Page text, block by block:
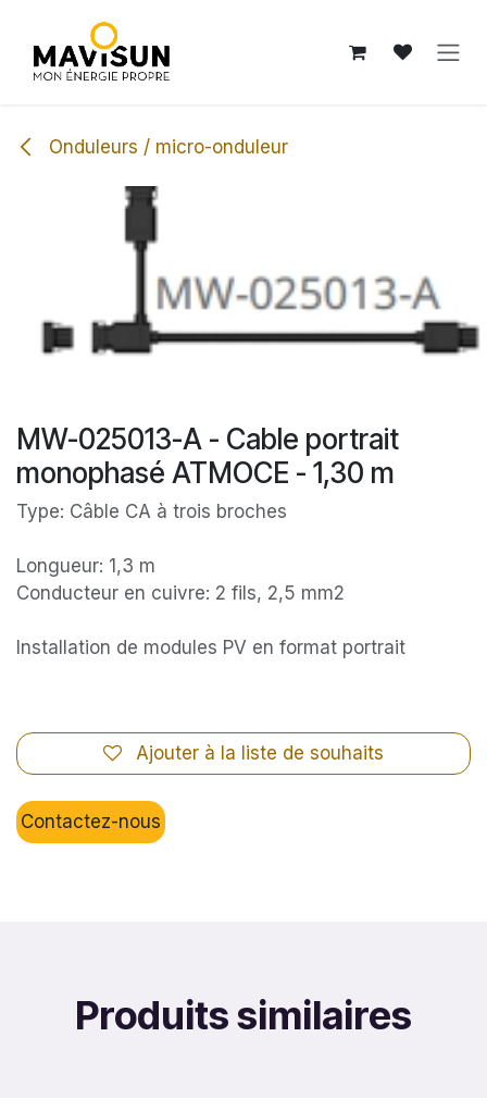
Onduleurs / micro-onduleur
MW-025013-A - Cable portrait
monophasé ATMOCE - 1,30 m
Type: Câble CA à trois broches
Longueur: 1,3 m
Conducteur en cuivre: 2 fils, 2,5 mm2
Installation de modules PV en format portrait
Ajouter à la liste de souhaits
Contactez-nous
Produits similaires